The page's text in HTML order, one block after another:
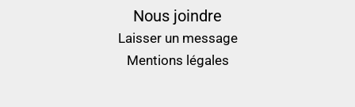
Nous joindre
Laisser un message
Mentions légales